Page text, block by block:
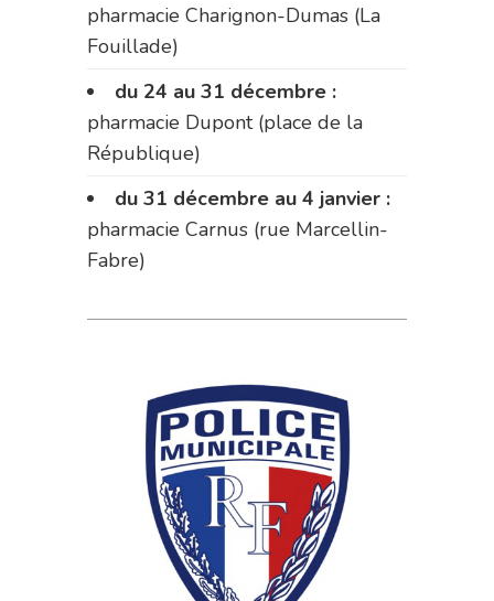
pharmacie Charignon-Dumas (La
Fouillade)
du 24 au 31 décembre :
pharmacie Dupont (place de la
République)
du 31 décembre au 4 janvier :
pharmacie Carnus (rue Marcellin-
Fabre)